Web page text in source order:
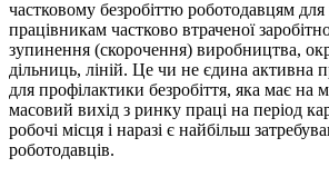
частковому безробіттю роботодавцям
працівникам частково втраченої
зупинення (скорочення) виробництва,
дільниць, ліній. Це чи не єдина активна
для профілактики безробіття, яка має на
масовий вихід з ринку праці на період
робочі місця і наразі є найбільш
роботодавців.